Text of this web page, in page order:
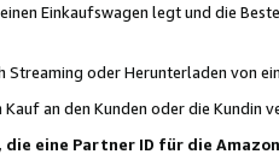
Einkaufswagen legt und die
oder Herunterladen von
an den Kunden oder die
eine Partner ID für die